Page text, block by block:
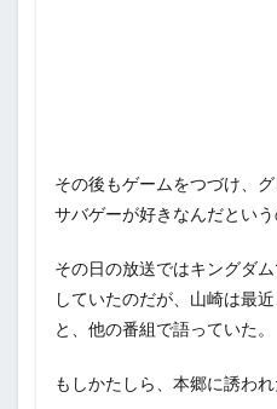
その後もゲームをつづけ、
サバゲーが好きなんだとい
その日の放送ではキングダ
していたのだが、山崎は最
と、他の番組で語っていた。
もしかたしら、本郷に誘われ